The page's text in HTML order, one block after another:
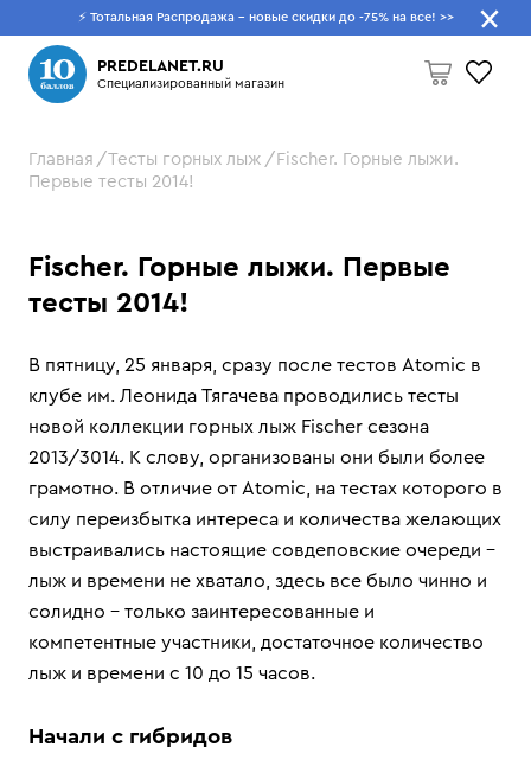
⚡ Тотальная Распродажа - новые скидки до -75% на все! >>
PREDELANET.RU
Специализированный магазин
Пусто
Что будем искать?
Главная Тесты горных лыж
Fischer. Горные лыжи.
Первые тесты 2014!
Fischer. Горные лыжи. Первые
тесты 2014!
В пятницу, 25 января, сразу после тестов Atomic в
клубе им. Леонида Тягачева проводились тесты
новой коллекции горных лыж Fischer сезона
2013/3014. К слову, организованы они были более
грамотно. В отличие от Atomic, на тестах которого в
силу переизбытка интереса и количества желающих
выстраивались настоящие совдеповские очереди –
лыж и времени не хватало, здесь все было чинно и
солидно – только заинтересованные и
компетентные участники, достаточное количество
лыж и времени с 10 до 15 часов.
Начали с гибридов